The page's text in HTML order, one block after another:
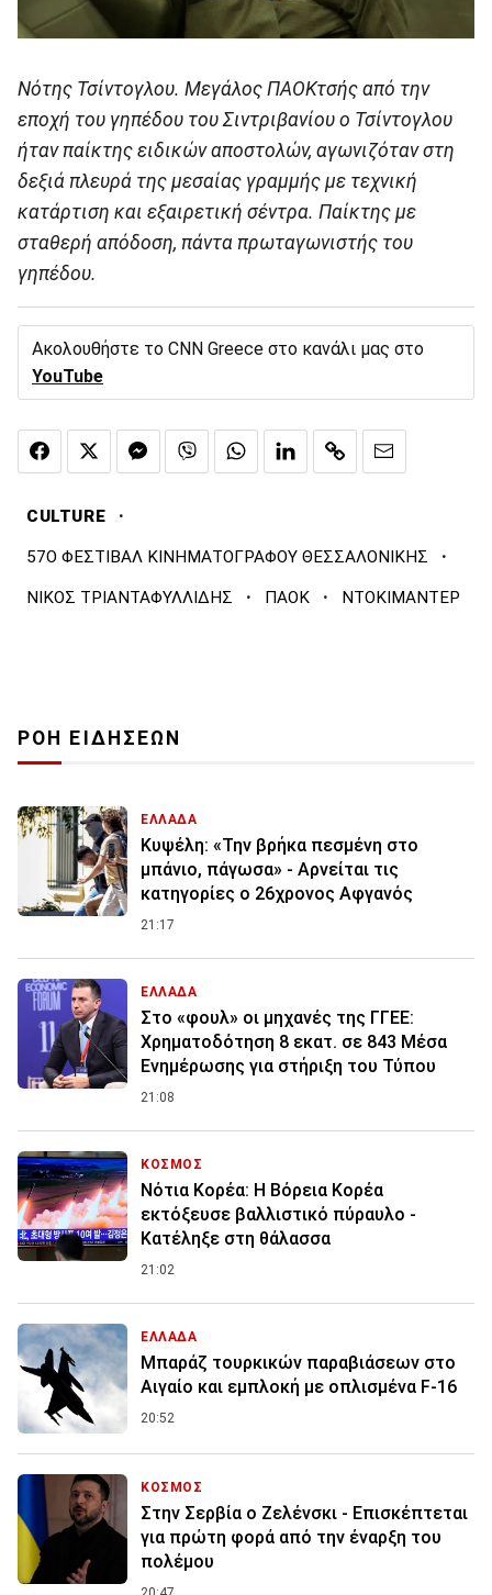
Νότης Τσίντογλου. Μεγάλος ΠΑΟΚτσής από την
εποχή του γηπέδου του Σιντριβανίου ο Τσίντογλου
ήταν παίκτης ειδικών αποστολών, αγωνιζόταν στη
δεξιά πλευρά της μεσαίας γραμμής με τεχνική
κατάρτιση και εξαιρετική σέντρα. Παίκτης με
σταθερή απόδοση, πάντα πρωταγωνιστής του
γηπέδου.
Ακολουθήστε το CNN Greece στο κανάλι μας στο
YouTube
CULTURE ·
57Ο ΦΕΣΤΙΒΑΛ ΚΙΝΗΜΑΤΟΓΡΑΦΟΥ ΘΕΣΣΑΛΟΝΙΚΗΣ ·
ΝΙΚΟΣ ΤΡΙΑΝΤΑΦΥΛΛΙΔΗΣ · ΠΑΟΚ · ΝΤΟΚΙΜΑΝΤΕΡ
ΡΟΗ ΕΙΔΗΣΕΩΝ
ΕΛΛΑΔΑ
Κυψέλη: «Την βρήκα πεσμένη στο
μπάνιο, πάγωσα» - Αρνείται τις
κατηγορίες ο 26χρονος Αφγανός
21:17
ΕΛΛΑΔΑ
Στο «φουλ» οι μηχανές της ΓΓΕΕ:
Χρηματοδότηση 8 εκατ. σε 843 Μέσα
Ενημέρωσης για στήριξη του Τύπου
21:08
ΚΟΣΜΟΣ
Νότια Κορέα: Η Βόρεια Κορέα
εκτόξευσε βαλλιστικό πύραυλο -
Κατέληξε στη θάλασσα
21:02
ΕΛΛΑΔΑ
Μπαράζ τουρκικών παραβιάσεων στο
Αιγαίο και εμπλοκή με οπλισμένα F-16
20:52
ΚΟΣΜΟΣ
Στην Σερβία ο Ζελένσκι - Επισκέπτεται
για πρώτη φορά από την έναρξη του
πολέμου